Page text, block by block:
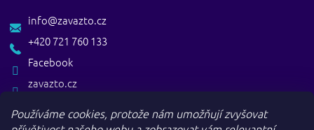
Používáme cookies, protože nám umožňují zvyšovat
zavazto.cz
info@zavazto.cz
+420 721 760 133
Facebook